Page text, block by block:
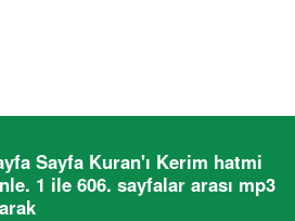
Sayfa Kuran'ı Kerim hatmi
1 ile 606. sayfalar arası mp3